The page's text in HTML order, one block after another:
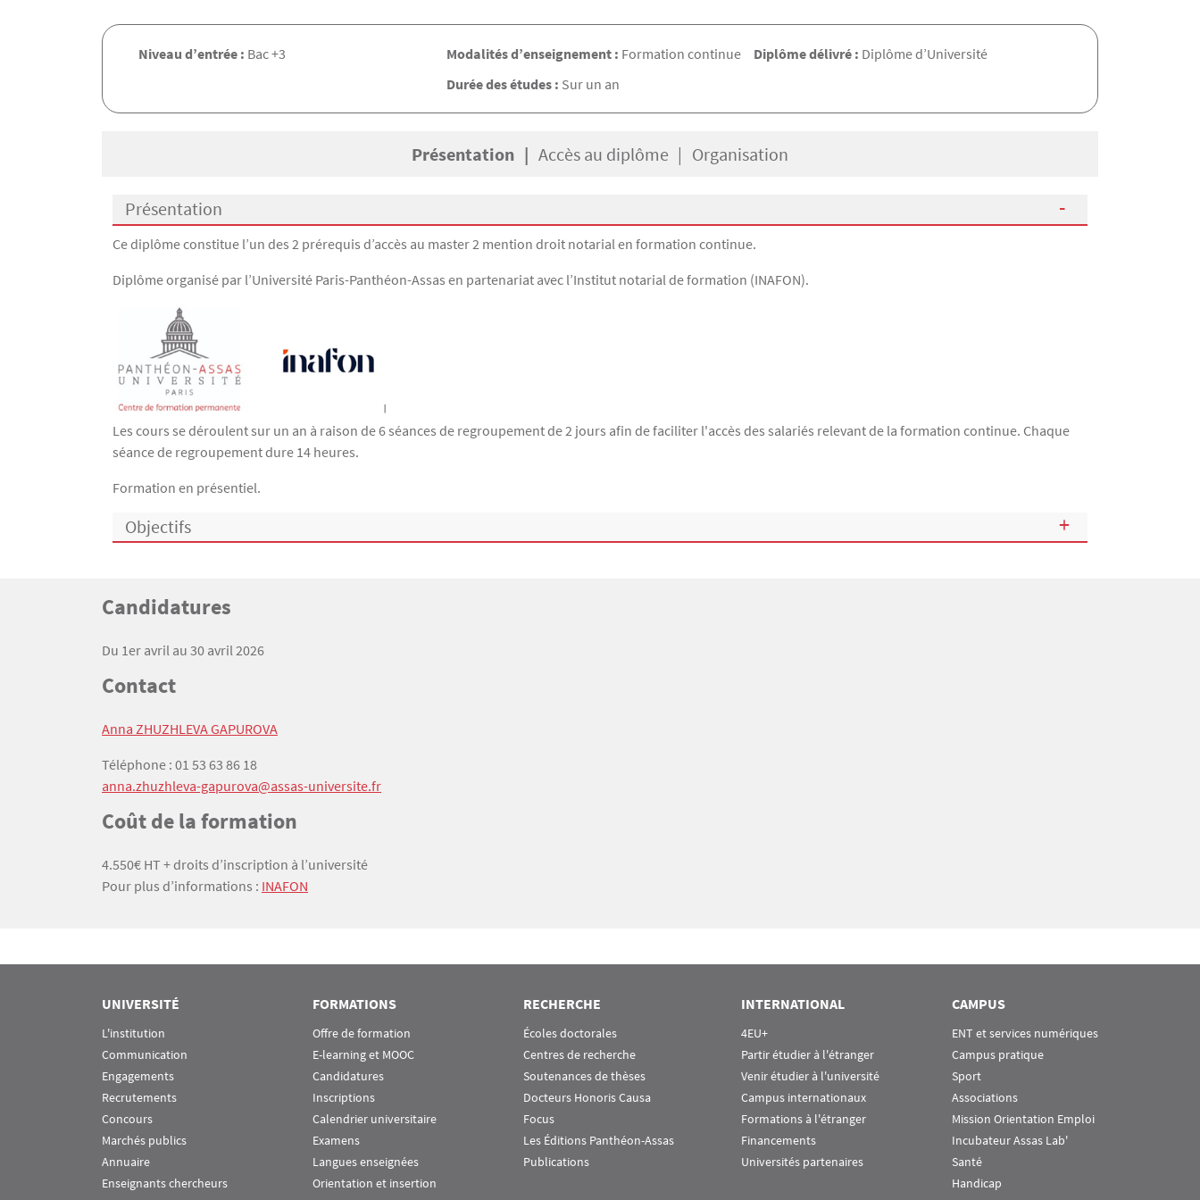
Niveau d’entrée : Bac +3 Modalités d’enseignement : Formation continue
Durée des études : Sur un an
Diplôme délivré : Diplôme d’Université
Présentation Accès au diplôme Organisation
Présentation
Présentation
Ce diplôme constitue l’un des 2 prérequis d’accès au master 2 mention droit notarial en formation continue.
Diplôme organisé par l’Université Paris-Panthéon-Assas en partenariat avec l’Institut notarial de formation (INAFON).
Les cours se déroulent sur un an à raison de 6 séances de regroupement de 2 jours afin de faciliter l'accès des salariés relevant de la formation continue. Chaque
séance de regroupement dure 14 heures.
Formation en présentiel.
Objectifs
Bloc(s) libre(s)
Titre
Candidatures
Texte
Du 1er avril au 30 avril 2026
Titre
Contact
Texte
Anna ZHUZHLEVA GAPUROVA
Téléphone : 01 53 63 86 18
anna.zhuzhleva-gapurova@assas-universite.fr
Titre
Coût de la formation
Texte
4.550€ HT + droits d’inscription à l’université
Pour plus d’informations : INAFON
UNIVERSITÉ
L'institution
Communication
Engagements
Recrutements
Concours
Marchés publics
Annuaire
Enseignants chercheurs
FORMATIONS
Offre de formation
E-learning et MOOC
Candidatures
Inscriptions
Calendrier universitaire
Examens
Langues enseignées
Orientation et insertion
RECHERCHE
Écoles doctorales
Centres de recherche
Soutenances de thèses
Docteurs Honoris Causa
Focus
Les Éditions Panthéon-Assas
Publications
INTERNATIONAL
4EU+
Partir étudier à l'étranger
Venir étudier à l'université
Campus internationaux
Formations à l'étranger
Financements
Universités partenaires
CAMPUS
ENT et services numériques
Campus pratique
Sport
Associations
Mission Orientation Emploi
Incubateur Assas Lab'
Santé
Handicap